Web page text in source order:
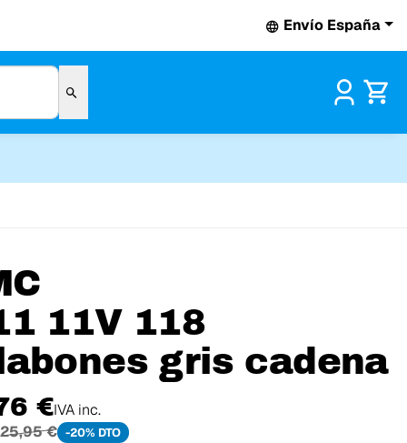
Envío España
11V 118
gris cadena
€IVA inc.
25,95 € -20% DTO